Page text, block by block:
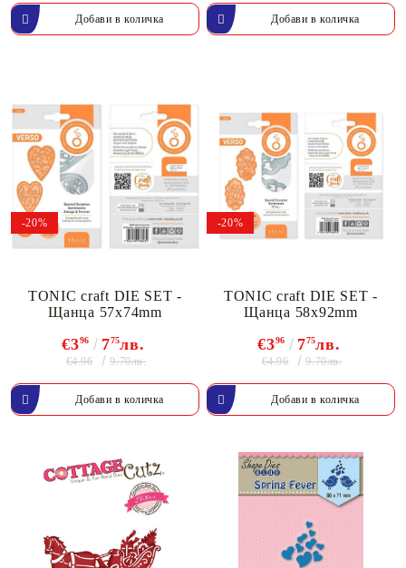
-20%
TONIC craft DIE SET -
Щанца 57x74mm
€396 775лв.
€4.96 9.70лв.
-20%
TONIC craft DIE SET -
Щанца 58x92mm
€396 775лв.
€4.96 9.70лв.